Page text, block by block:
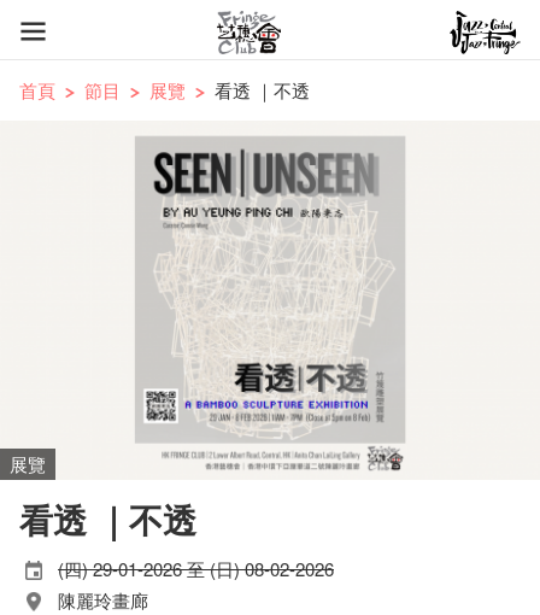
首頁 節目 展覽 看透 ｜不透
展覽
看透 ｜不透
(四) 29-01-2026 至 (日) 08-02-2026
陳麗玲畫廊